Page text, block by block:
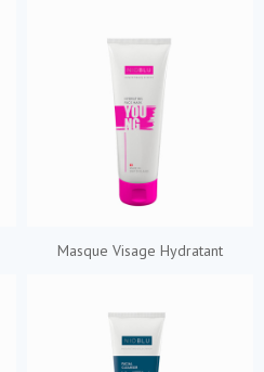
Masque Visage Hydratant